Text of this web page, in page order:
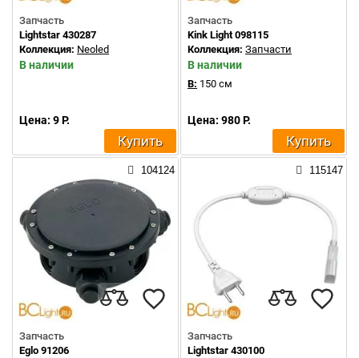
Запчасть
Lightstar 430287
Коллекция: Neoled
В наличии
Цена: 9 Р.
Купить
Запчасть
Kink Light 098115
Коллекция: Запчасти
В наличии
В: 150 см
Цена: 980 Р.
Купить
104124
Запчасть
Eglo 91206
115147
Запчасть
Lightstar 430100